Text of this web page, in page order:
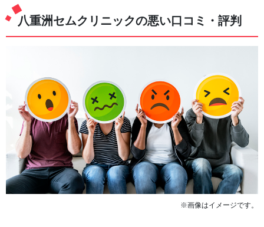
八重洲セムクリニックの悪い口コミ・評判
※画像はイメージです。